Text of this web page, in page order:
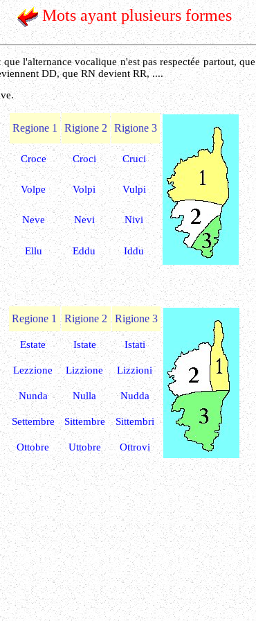
Mots ayant plusieurs formes
l'alternance vocalique n'est pas respectée partout,
DD, que RN devient RR, ....
Regione 1 Rigione 2 Rigione 3
Croce Croci Cruci
Volpe Volpi Vulpi
Neve Nevi Nivi
Ellu Eddu Iddu
Regione 1 Rigione 2 Rigione 3
Estate Istate Istati
Lezzione Lizzione Lizzioni
Nunda Nulla Nudda
Settembre Sittembre Sittembri
Ottobre Uttobre Ottrovi